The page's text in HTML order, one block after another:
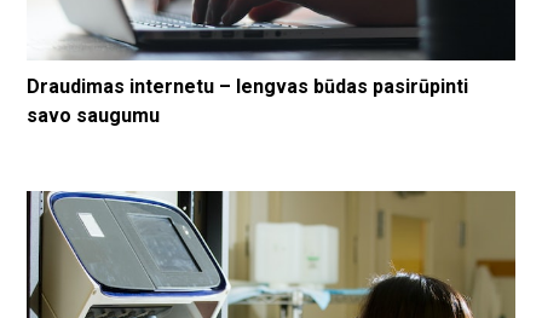
Draudimas internetu – lengvas būdas pasirūpinti
savo saugumu